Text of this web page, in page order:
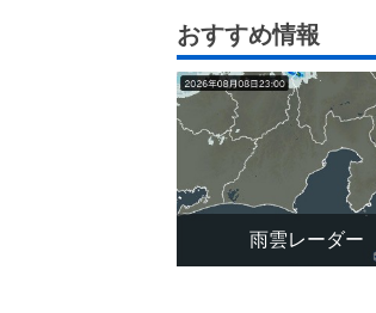
おすすめ情報
雨雲レーダー